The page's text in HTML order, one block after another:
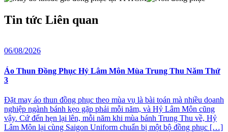
Tin tức Liên quan
06/08/2026
Áo Thun Đồng Phục Hỷ Lâm Môn Mùa Trung Thu Năm Thứ
3
Đặt may áo thun đồng phục theo mùa vụ là bài toán mà nhiều doanh
nghiệp ngành bánh kẹo gặp phải mỗi năm, và Hỷ Lâm Môn cũng
vậy. Cứ đến hẹn lại lên, mỗi năm khi mùa bánh Trung Thu về, Hỷ
Lâm Môn lại cùng Saigon Uniform chuẩn bị một bộ đồng phục […]